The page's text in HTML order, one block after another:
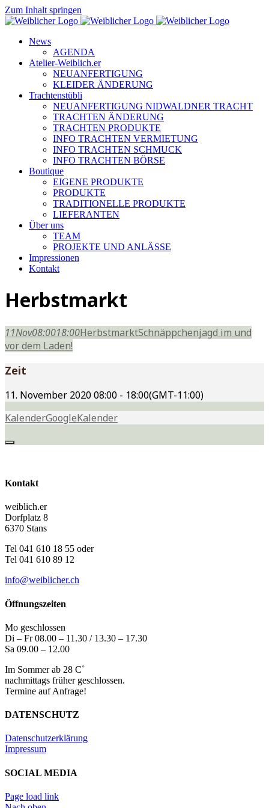
Zum Inhalt springen
News
AGENDA
Atelier-Weiblich.er
NEUANFERTIGUNG
KLEIDER ÄNDERUNG
Trachtenstübli
NEUANFERTIGUNG NIDWALDNER TRACHT
TRACHTEN ÄNDERUNG
TRACHTEN PRODUKTE
INFO TRACHTEN VERMIETUNG
INFO TRACHTEN SCHMUCK
INFO TRACHTEN BÖRSE
Boutique
EIGENE PRODUKTE
PRODUKTE
TRADITIONELLE PRODUKTE
LIEFERANTEN
Über uns
TEAM
PROJEKTE UND ANLÄSSE
Impressionen
Kontakt
Herbstmarkt
11Nov08:0018:00HerbstmarktSchnäppchenjagd im und
vor dem Laden!
Zeit
11. November 202008:00 - 18:00(GMT-11:00)
KalenderGoogleKalender
Kontakt
weiblich.er
Dorfplatz 8
6370 Stans
Tel 041 610 18 55 oder
Tel 041 610 89 12
info@weiblicher.ch
Öffnungszeiten
Mo geschlossen
Di – Fr 08.00 – 11.30 / 13.30 – 17.30
Sa 09.00 – 12.00
Im Sommer ab 28 C˚
nachmittags früher geschlossen.
Termine auf Anfrage!
DATENSCHUTZ
Datenschutzerklärung
Impressum
SOCIAL MEDIA
Page load link